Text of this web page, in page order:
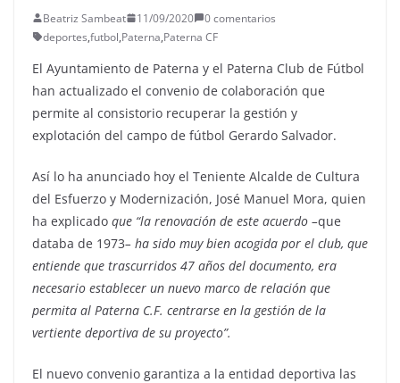
Beatriz Sambeat 11/09/2020
0 comentarios
deportes,futbol,Paterna,Paterna CF
El Ayuntamiento de Paterna y el Paterna Club de Fútbol
han actualizado el convenio de colaboración que
permite al consistorio recuperar la gestión y
explotación del campo de fútbol Gerardo Salvador.
Así lo ha anunciado hoy el Teniente Alcalde de Cultura
del Esfuerzo y Modernización, José Manuel Mora, quien
ha explicado que “la renovación de este acuerdo –que
databa de 1973– ha sido muy bien acogida por el club, que
entiende que trascurridos 47 años del documento, era
necesario establecer un nuevo marco de relación que
permita al Paterna C.F. centrarse en la gestión de la
vertiente deportiva de su proyecto”.
El nuevo convenio garantiza a la entidad deportiva las